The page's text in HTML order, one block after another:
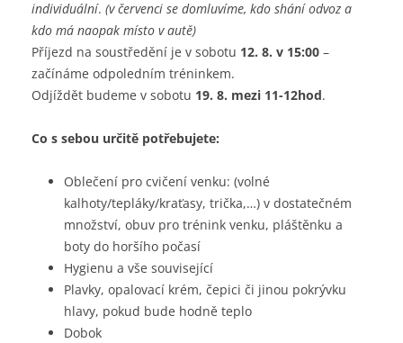
individuální. (v červenci se domluvíme, kdo shání odvoz a
kdo má naopak místo v autě)
Příjezd na soustředění je v sobotu 12. 8. v 15:00 –
začínáme odpoledním tréninkem.
Odjíždět budeme v sobotu 19. 8. mezi 11-12hod.
Co s sebou určitě potřebujete:
Oblečení pro cvičení venku: (volné
kalhoty/tepláky/kraťasy, trička,…) v dostatečném
množství, obuv pro trénink venku, pláštěnku a
boty do horšího počasí
Hygienu a vše související
Plavky, opalovací krém, čepici či jinou pokrývku
hlavy, pokud bude hodně teplo
Dobok